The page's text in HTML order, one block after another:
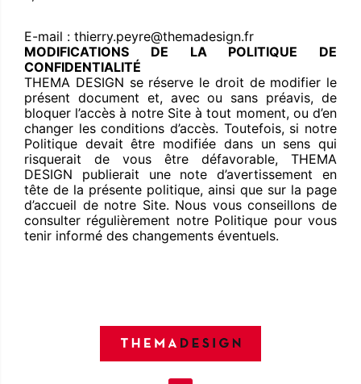
E-mail : thierry.peyre@themadesign.fr
MODIFICATIONS DE LA POLITIQUE DE
CONFIDENTIALITÉ
THEMA DESIGN se réserve le droit de modifier le
présent document et, avec ou sans préavis, de
bloquer l’accès à notre Site à tout moment, ou d’en
changer les conditions d’accès. Toutefois, si notre
Politique devait être modifiée dans un sens qui
risquerait de vous être défavorable, THEMA
DESIGN publierait une note d’avertissement en
tête de la présente politique, ainsi que sur la page
d’accueil de notre Site. Nous vous conseillons de
consulter régulièrement notre Politique pour vous
tenir informé des changements éventuels.